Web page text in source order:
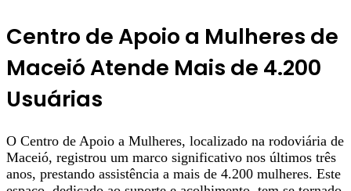
Centro de Apoio a Mulheres de
Maceió Atende Mais de 4.200
Usuárias
O Centro de Apoio a Mulheres, localizado na rodoviária de
Maceió, registrou um marco significativo nos últimos três
anos, prestando assistência a mais de 4.200 mulheres. Este